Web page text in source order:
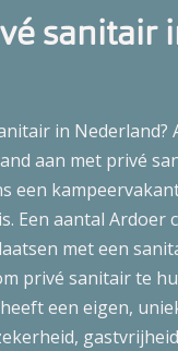
Bergen
Sandt
Maartenszee
Bekijk
sanitair
in Nederland?
aan met privé
een
Een aantal Ardoer
met een
privé sanitair te
een eigen,